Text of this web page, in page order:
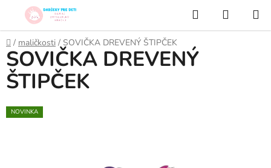
obsah
Hľadať
KOŠÍK
Domov
/ maličkosti / SOVIČKA DREVENÝ ŠTIPČEK
SOVIČKA DREVENÝ
ŠTIPČEK
NOVINKA